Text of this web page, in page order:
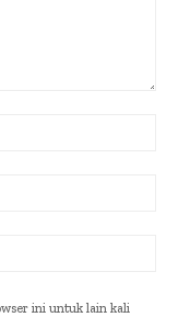
ini untuk lain kali